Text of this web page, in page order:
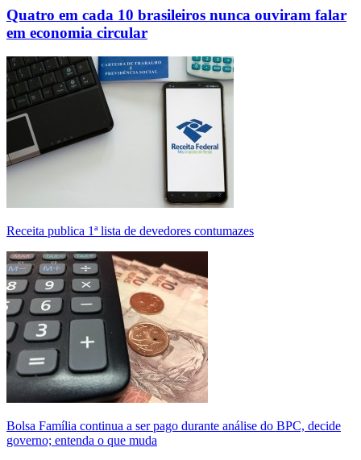
Quatro em cada 10 brasileiros nunca ouviram falar
em economia circular
Receita publica 1ª lista de devedores contumazes
Bolsa Família continua a ser pago durante análise do BPC, decide
governo; entenda o que muda